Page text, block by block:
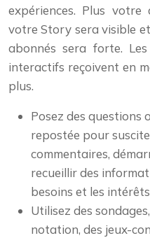
expériences. Plus votre
votre Story sera visible
abonnés sera forte.
interactifs reçoivent en
plus.
Posez des questions
repostée pour
commentaires,
recueillir des
besoins et les
Utilisez des
notation, des jeux-